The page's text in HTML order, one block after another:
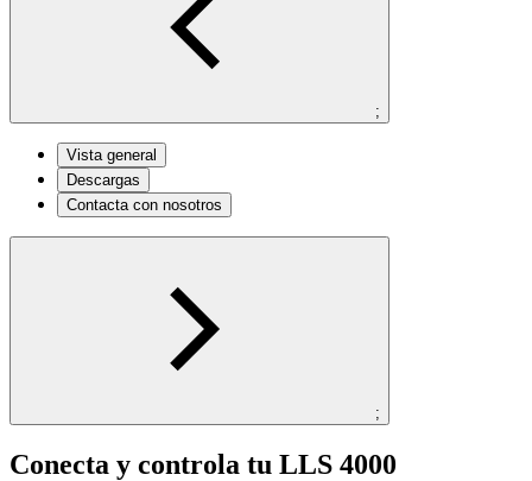
;
Vista general
Descargas
Contacta con nosotros
;
Conecta y controla tu LLS 4000